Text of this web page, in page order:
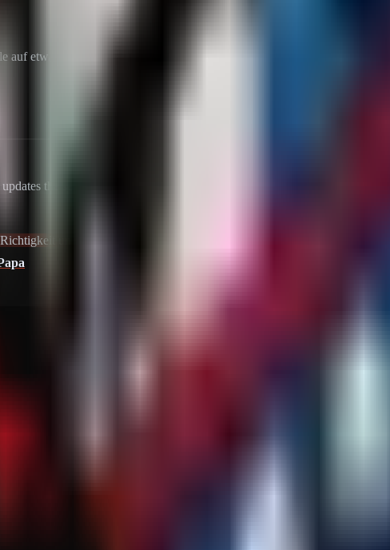
auf etwaige Fehlermeldungen im Zusammenhang mit dem
the server’s maximum player limit based on the current number of
und Aktualität.